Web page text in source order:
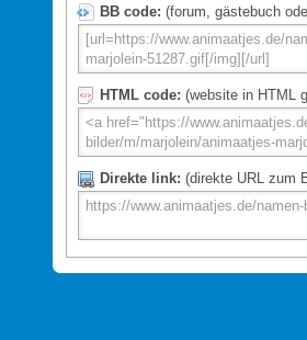
BB code: (forum, gästebuch
HTML code: (website in HTML
Direkte link: (direkte URL zum